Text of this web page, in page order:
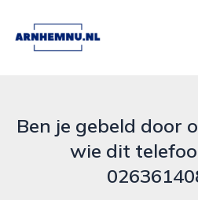
arnhemnu.nl
Ben je gebeld door
wie dit